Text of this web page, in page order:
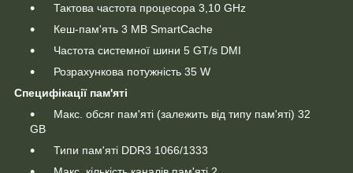
Тактова частота процесора 3,10 GHz
Кеш-пам'ять 3 MB SmartCache
Частота системної шини 5 GT/s DMI
Розрахункова потужність 35 W
Специфікації пам'яті
Макс. обсяг пам'яті (залежить від типу пам'яті) 32
GB
Типи пам'яті DDR3 1066/1333